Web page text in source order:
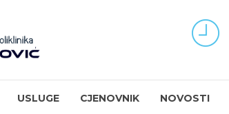
USLUGE CJENOVNIK NOVOSTI